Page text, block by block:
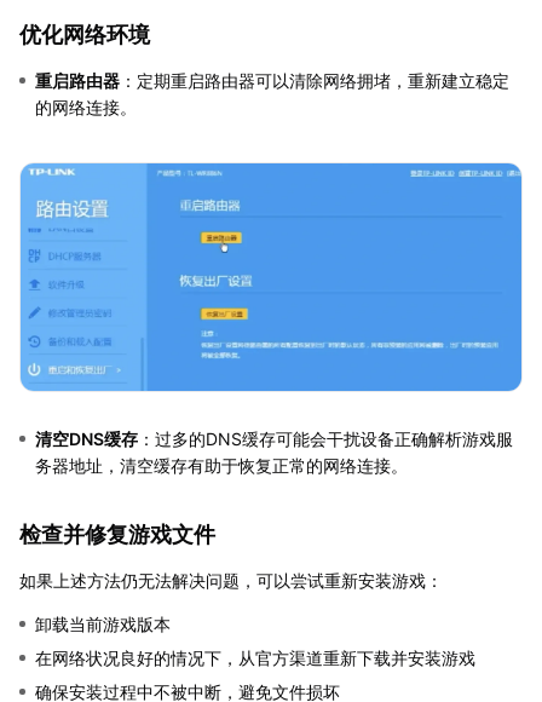
优化网络环境
重启路由器 ：定期重启路由器可以清除网络拥堵，重新建立稳定
的网络连接。
清空DNS缓存 ：过多的DNS缓存可能会干扰设备正确解析游戏服
务器地址，清空缓存有助于恢复正常的网络连接。
检查并修复游戏文件
如果上述方法仍无法解决问题，可以尝试重新安装游戏：
卸载当前游戏版本
在网络状况良好的情况下，从官方渠道重新下载并安装游戏
确保安装过程中不被中断，避免文件损坏